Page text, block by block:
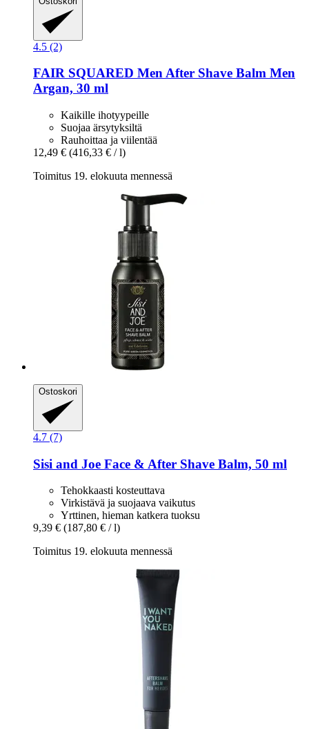
4.5 (2)
FAIR SQUARED Men After Shave Balm Men
Argan, 30 ml
Kaikille ihotyypeille
Suojaa ärsytyksiltä
Rauhoittaa ja viilentää
12,49 € (416,33 € / l)
Toimitus 19. elokuuta mennessä
Ostoskori
4.7 (7)
Sisi and Joe Face & After Shave Balm, 50 ml
Tehokkaasti kosteuttava
Virkistävä ja suojaava vaikutus
Yrttinen, hieman katkera tuoksu
9,39 € (187,80 € / l)
Toimitus 19. elokuuta mennessä